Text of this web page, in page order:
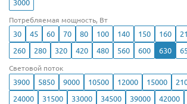
Потребляемая мощность, Вт
30 45 60 70 80 100 140 150 160
260
280 320 420 480 560 600 630
Световой поток
3900 5850 9000 10500 12000 15000
24000
31500 33000 34500 39000 42000